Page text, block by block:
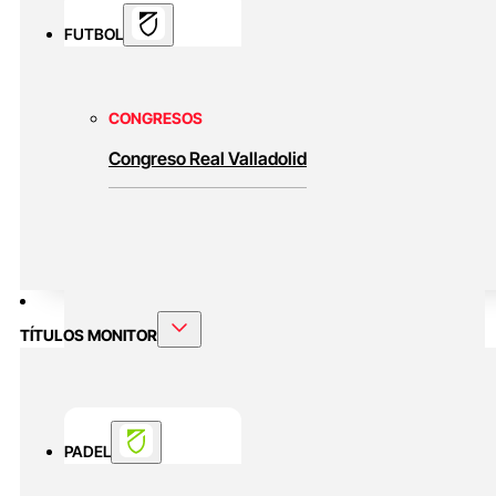
FUTBOL
CONGRESOS
Congreso Real Valladolid
TÍTULOS MONITOR
PADEL